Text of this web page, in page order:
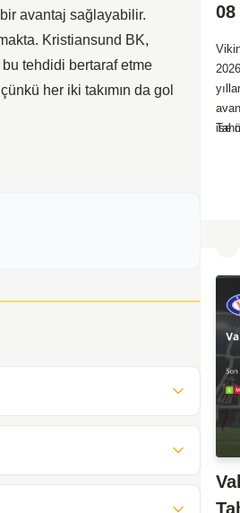
to
increase
decrease
volume.
avantaj sağlayabilir.
Kristiansund BK,
tehdidi bertaraf etme
her iki takımın da gol
ise